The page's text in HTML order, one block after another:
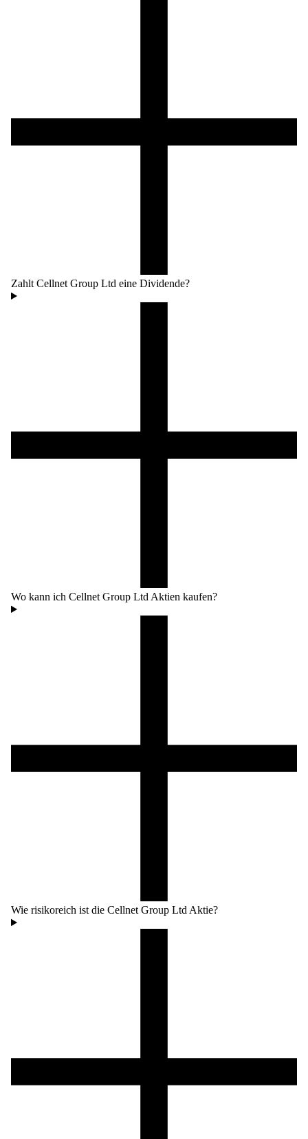
Zahlt Cellnet Group Ltd eine Dividende?
Wo kann ich Cellnet Group Ltd Aktien kaufen?
Wie risikoreich ist die Cellnet Group Ltd Aktie?